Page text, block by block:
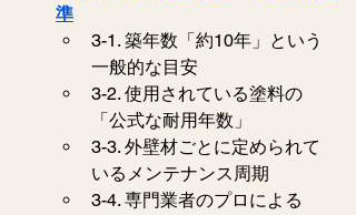
準
3-1. 築年数「約10年」という
一般的な目安
3-2. 使用されている塗料の
「公式な耐用年数」
3-3. 外壁材ごとに定められて
いるメンテナンス周期
3-4. 専門業者のプロによる